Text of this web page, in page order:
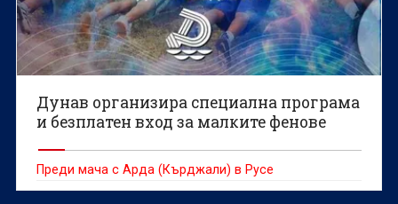
Дунав организира специална програма
и безплатен вход за малките фенове
Преди мача с Арда (Кърджали) в Русе